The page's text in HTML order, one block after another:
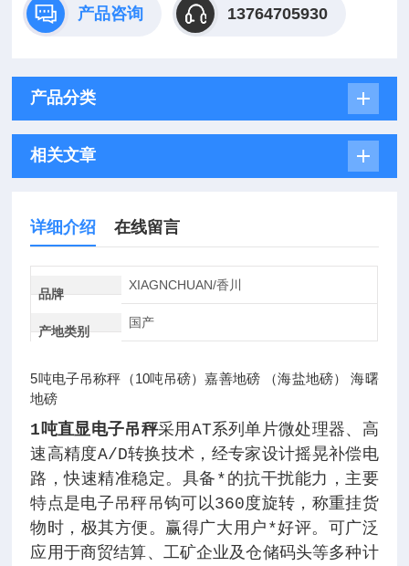
产品咨询 13764705930
产品分类
相关文章
详细介绍 在线留言
品牌
XIAGNCHUAN/香川
产地类别
国产
5吨电子吊称秤（10吨吊磅）嘉善地磅 （海盐地磅） 海曙
地磅
1吨直显电子吊秤采用AT系列单片微处理器、高
速高精度A/D转换技术，经专家设计摇晃补偿电
路，快速精准稳定。具备*的抗干扰能力，主要
特点是电子吊秤吊钩可以360度旋转，称重挂货
物时，极其方便。赢得广大用户*好评。可广泛
应用于商贸结算、工矿企业及仓储码头等多种计